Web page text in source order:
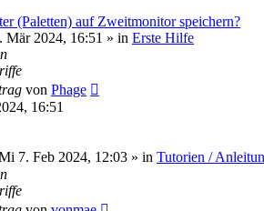
(Paletten) auf Zweitmonitor speichern?
Mär 2024, 16:51 » in Erste Hilfe
von Phage
16:51
7. Feb 2024, 12:03 » in Tutorien /